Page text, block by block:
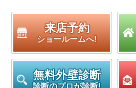
来店予約
ショールームへ!
無料外壁診断
診断のプロが診断!